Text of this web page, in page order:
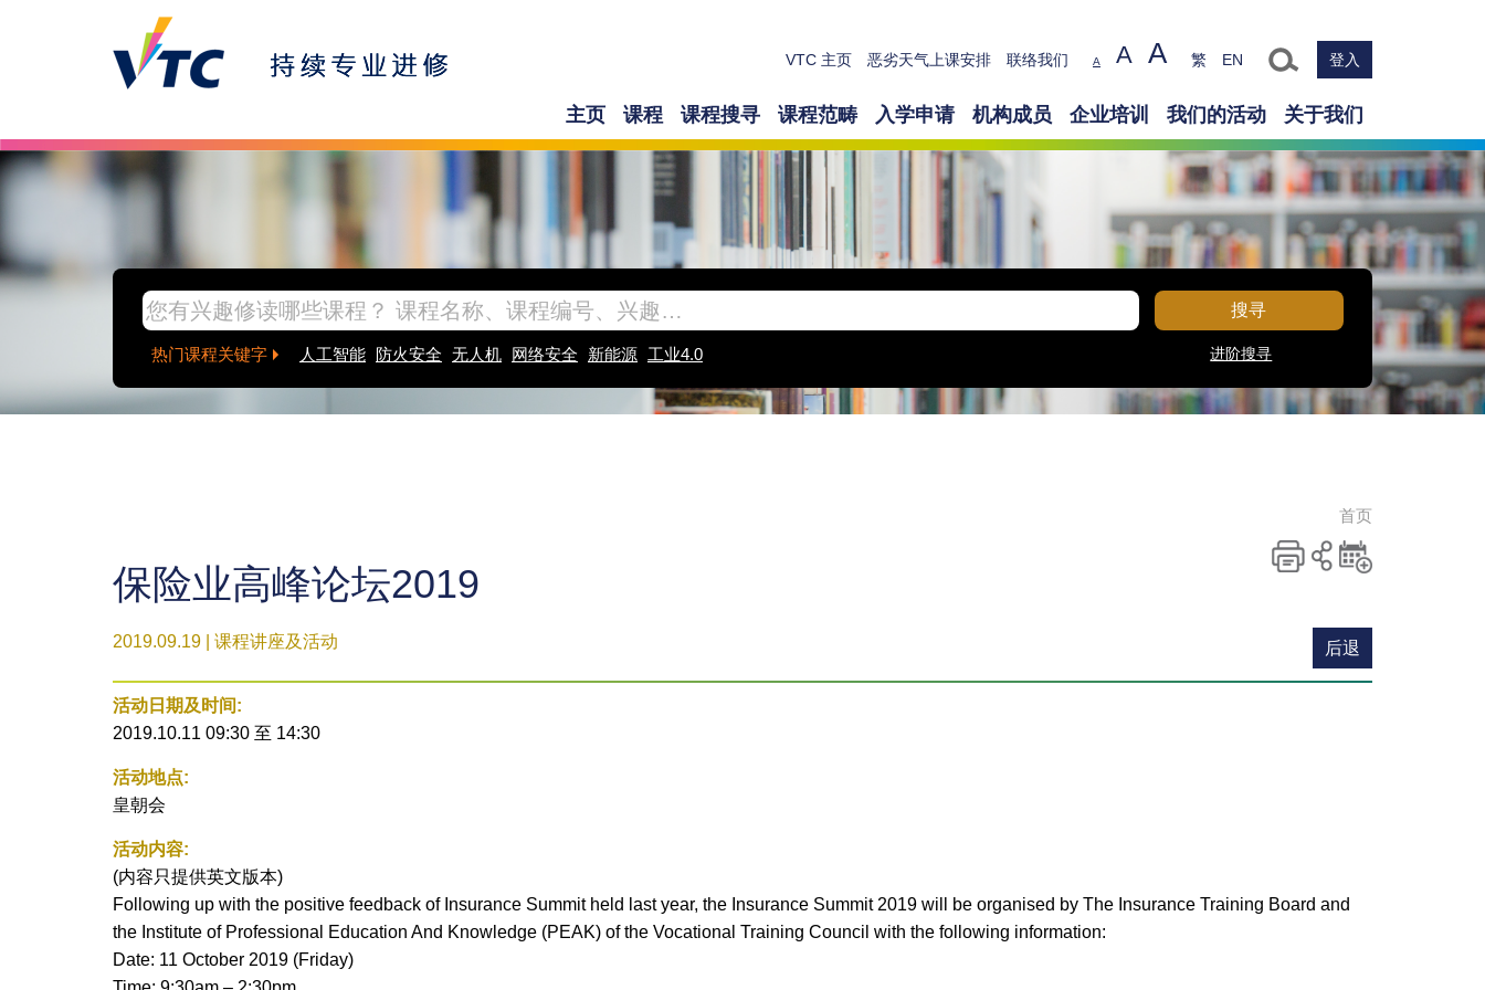
VTC 主页 恶劣天气上课安排 联络我们 Text size
A A A 繁 EN 登入
主页 课程 课程搜寻 课程范畴 入学申请 机构成员 企业培训 我们的活动 关于我们
搜寻
热门课程关键字 人工智能 防火安全 无人机 网络安全 新能源 工业4.0 进阶搜寻
首页
保险业高峰论坛2019
到月
历
2019.09.19 | 课程讲座及活动 后退
活动日期及时间:
2019.10.11 09:30 至 14:30
活动地点:
皇朝会
活动内容:
(内容只提供英文版本)
Following up with the positive feedback of Insurance Summit held last year, the Insurance Summit 2019 will be organised by The Insurance Training Board and
the Institute of Professional Education And Knowledge (PEAK) of the Vocational Training Council with the following information:
Date: 11 October 2019 (Friday)